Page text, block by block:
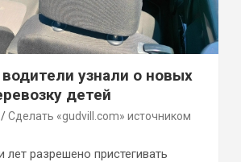
узнали о новых
детей
Сделать «gudvill.com» источником
разрешено пристегивать